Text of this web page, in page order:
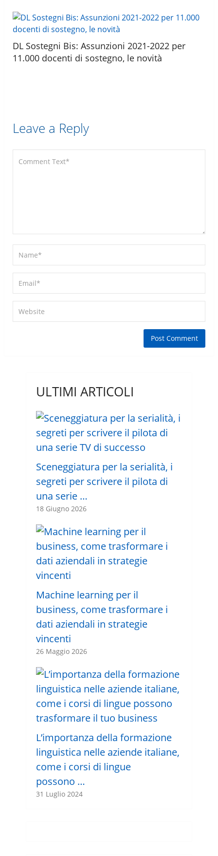
DL Sostegni Bis: Assunzioni 2021-2022 per
11.000 docenti di sostegno, le novità
Leave a Reply
ULTIMI ARTICOLI
Sceneggiatura per la serialità, i
segreti per scrivere il pilota di
una serie …
18 Giugno 2026
Machine learning per il
business, come trasformare i
dati aziendali in strategie
vincenti
26 Maggio 2026
L’importanza della formazione
linguistica nelle aziende italiane,
come i corsi di lingue
possono …
31 Luglio 2024